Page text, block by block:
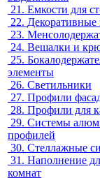
21. Емкости для
22. Декоративные
23.
24. Вешалки и
25.
элементы
26. Светильники
27. Профили
28. Профили для
29. Системы
профилей
30. Стеллажные
31. Наполнение
комнат